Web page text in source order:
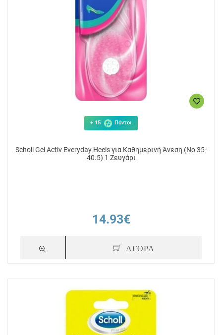
+ 15 Πόντοι
Scholl Gel Activ Everyday Heels για Καθημερινή Άνεση (Νο 35-
40.5) 1 Ζευγάρι
14.93€
ΑΓΟΡΑ